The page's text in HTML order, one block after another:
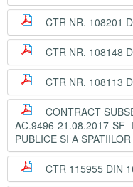
CTR NR. 108201
CTR NR. 108148
CTR NR. 108113
CONTRACT
AC.9496-21.08.2017-SF
PUBLICE SI A
CTR 115955 DIN